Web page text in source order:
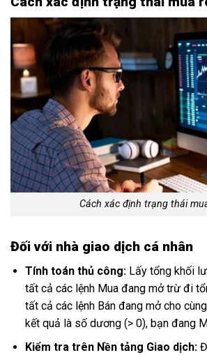
Cách xác định trạng thái
Đối với nhà giao dịch cá nhân
Tính toán thủ công:Lấy tổng khối
tất cả các lệnh Mua đang mở trừ đi
tất cả các lệnh Bán đang mở cho
kết quả là số dương (> 0), bạn đang
Kiểm tra trên Nền tảng Giao dịch: